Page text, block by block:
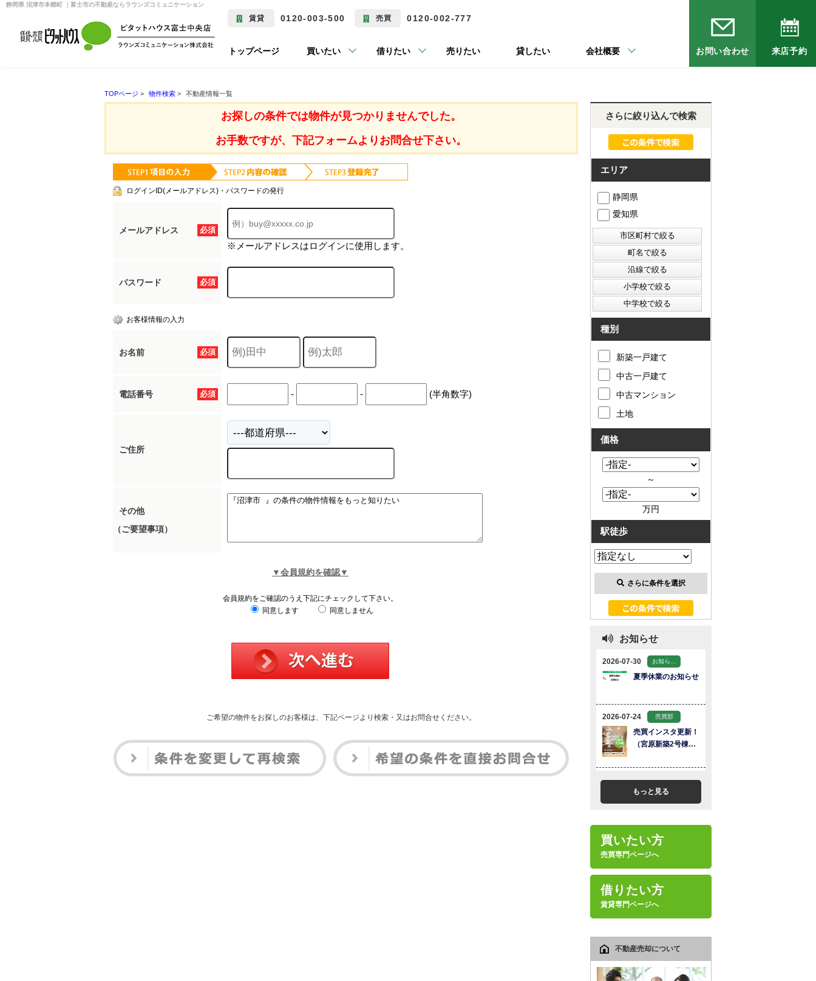
静岡県 沼津市本郷町 ｜富士市の不動産ならラウンズコミュニケーション
賃貸 0120-003-500 売買 0120-002-777
トップページ 買いたい 借りたい 売りたい 貸したい 会社概要 お問い合わせ 来店予約
TOPページ > 物件検索 > 不動産情報一覧
お探しの条件では物件が見つかりませんでした。
お手数ですが、下記フォームよりお問合せ下さい。
ログインID(メールアドレス)・パスワードの発行
必須
メールアドレス
※メールアドレスはログインに使用します。
必須
パスワード
お客様情報の入力
必須
お名前
必須
電話番号 - - (半角数字)
ご住所
その他
（ご要望事項）
▼会員規約を確認▼
会員規約をご確認のうえ下記にチェックして下さい。
同意します
同意しません
ご希望の物件をお探しのお客様は、下記ページより検索・又はお問合せください。
さらに絞り込んで検索
エリア
静岡県
愛知県
種別
新築一戸建て
中古一戸建て
中古マンション
土地
価格
～
万円
駅徒歩
さらに条件を選択
お知らせ
もっと見る
買いたい方
売買専門ページへ
借りたい方
賃貸専門ページへ
不動産売却について